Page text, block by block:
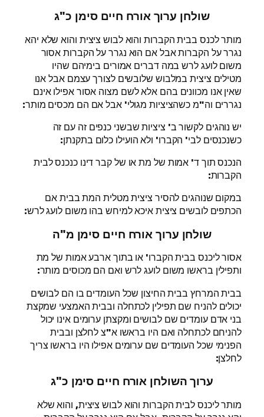
שולחן ערוך אורח חיים סימן כ"ג
מותר לכנס בבית הקברות והוא לבוש ציצית והוא שלא יהא
נגרר על הקברות אבל אם הוא נגרר על הקברות אסור
משום לועג לרש במה דברים אמורים בימיהם שהיו
מטילים ציצית במלבוש שלובשים לצורך עצמם אבל אנו
שאין אנו מכוונים בהם אלא לשם מצוה אסור אפילו אינם
נגררים וה"מ כשהציציות מגולי' אבל אם הם מכסים מותר:
יש נוהגים לקשור ב' ציציות שבשני כנפים זה עם זה
כשנכנסים לבי' הקברו' ולא הועילו כלום בתקנתן:
הנכנס תוך ד' אמות של מת או של קבר דינו כנכנס לבית
הקברות:
במקום שנוהגים להסיר ציצית מטלית המת בבית אם
הכתפים לובשים ציצית איכא למיחש בהו משום לועג לרש:
שולחן ערוך אורח חיים סימן מ"ה
אסור ליכנס בבית הקברו' או בתוך ארבע אמות של מת
ותפילין בראשו משום לועג לרש ואם הם מכוסים מותר:
בבית המרחץ בבית החיצון שכל העומדים בו הם לבושים
יכולים להניח שם תפילין לכתחלה ובבית האמצעי שמקצת
בני אדם עומדים שם לבושים ומקצתן ערומים אינו יכול
להניחם לכתחלה ואם היו בראשו א"צ לחלצן ובבית
הפנימי שכל העומדים שם ערומים אפילו היו בראשו צריך
לחלצן:
ערוך השולחן אורח חיים סימן כ"ג
מותר ליכנס לבית הקברות והוא לבוש ציצית, והוא שלא